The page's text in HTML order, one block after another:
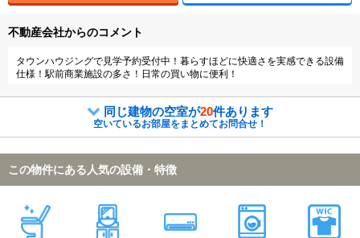
不動産会社からのコメント
タウンハウジングで見学予約受付中！暮らすほどに快適さを実感できる設備
仕様！駅前商業施設の多さ！日常の買い物に便利！
同じ建物の空室が20件あります
空いているお部屋をまとめてお問合せ！
この物件にある人気の設備・特徴